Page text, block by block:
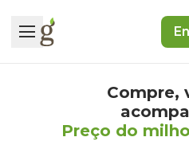
Compre,
Preço do